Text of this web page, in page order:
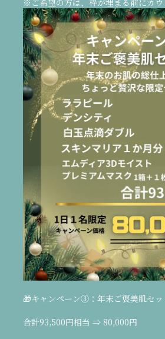
※ご希望の方は、枠が埋まる前にカウ
🎁キャンペーン③：年末ご褒美肌セッ
合計93,500円相当 ⇒ 80,000円